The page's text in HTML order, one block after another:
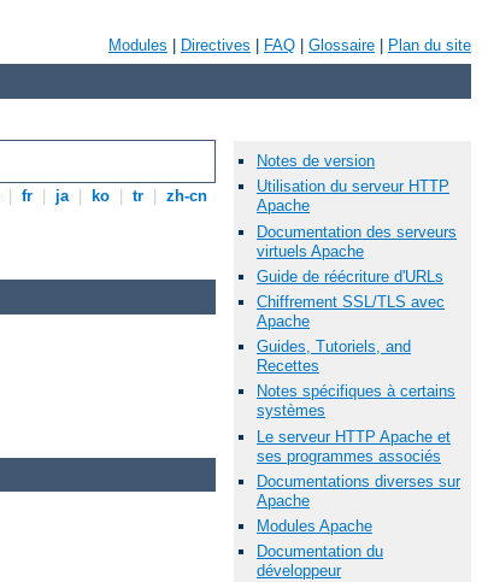
Modules Directives FAQ Glossaire Plan du site
fr ja ko tr zh-cn
Notes de version
Utilisation du serveur HTTP
Apache
Documentation des serveurs
virtuels Apache
Guide de réécriture d'URLs
Chiffrement SSL/TLS avec
Apache
Guides, Tutoriels, and
Recettes
Notes spécifiques à certains
systèmes
Le serveur HTTP Apache et
ses programmes associés
Documentations diverses sur
Apache
Modules Apache
Documentation du
développeur